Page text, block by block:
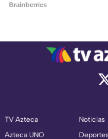
TV Azteca
Azteca UNO
Noticias
Deportes